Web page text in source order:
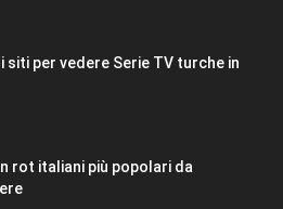
siti per vedere Serie TV turche in
rot italiani più popolari da